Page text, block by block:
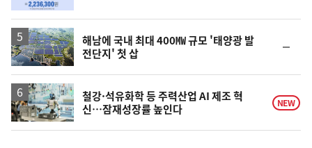
해남에 국내 최대 400㎿ 규모 '태양광 발
전단지' 첫 삽
일
철강·석유화학 등 주력산업 AI 제조 혁
신…잠재성장률 높인다
NEW